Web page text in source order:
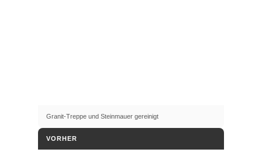
Granit-Treppe und Steinmauer gereinigt
VORHER